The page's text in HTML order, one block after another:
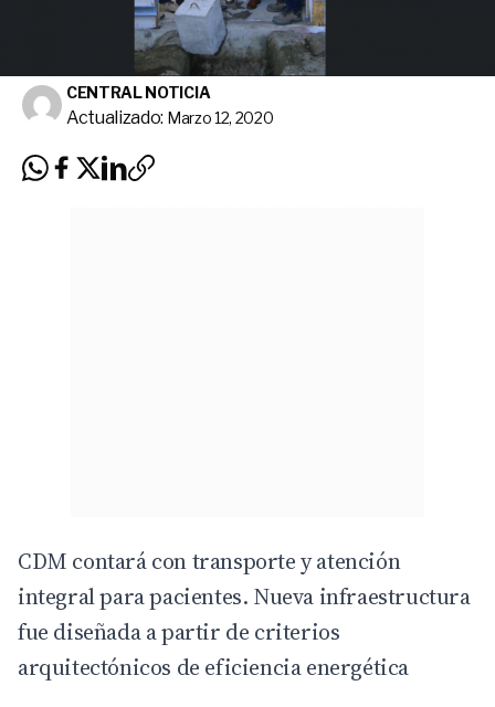
CENTRAL NOTICIA
Actualizado: Marzo 12, 2020
CDM contará con transporte y atención
integral para pacientes. Nueva infraestructura
fue diseñada a partir de criterios
arquitectónicos de eficiencia energética